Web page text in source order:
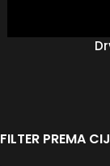
FILTER PREMA